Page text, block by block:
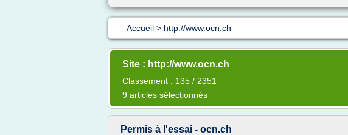
Accueil > http://www.ocn.ch
Site : http://www.ocn.ch
Classement : 135 / 2351
9 articles sélectionnés
Permis à l'essai - ocn.ch